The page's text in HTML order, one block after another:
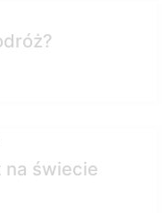
na świecie